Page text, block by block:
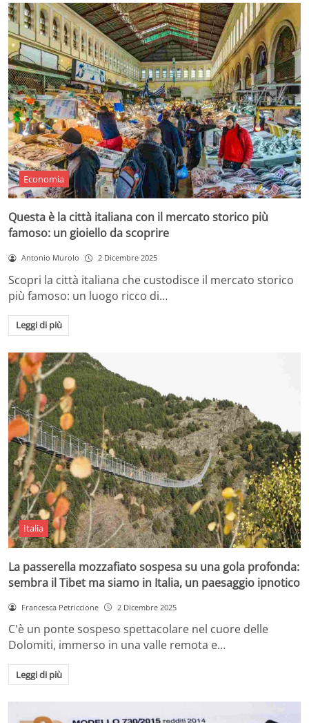
Economia
Questa è la città italiana con il mercato storico più
famoso: un gioiello da scoprire
Antonio Murolo 2 Dicembre 2025
Scopri la città italiana che custodisce il mercato storico
più famoso: un luogo ricco di…
Leggi di più
Italia
La passerella mozzafiato sospesa su una gola profonda:
sembra il Tibet ma siamo in Italia, un paesaggio ipnotico
Francesca Petriccione 2 Dicembre 2025
C'è un ponte sospeso spettacolare nel cuore delle
Dolomiti, immerso in una valle remota e…
Leggi di più